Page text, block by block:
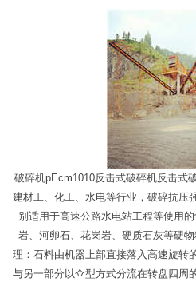
破碎机pEcm1010反击式破碎机反击式
建材工、化工、水电等行业，破碎抗压
别适用于高速公路水电站工程等使用
岩、河卵石、花岗岩、硬质石灰等硬
理：石料由机器上部直接落入高速旋转
与另一部分以伞型方式分流在转盘四周